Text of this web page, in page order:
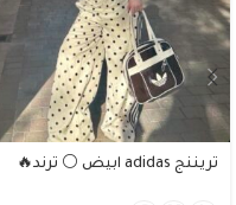
تريننج adidas ابيض ⚪️ ترند🔥